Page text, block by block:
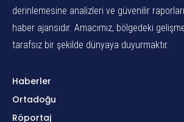
derinlemesine analizleri ve güvenilir
haber ajansıdır. Amacımız, bölgedeki
tarafsız bir şekilde dünyaya duyurmaktır.
Haberler
Ortadoğu
Röportaj